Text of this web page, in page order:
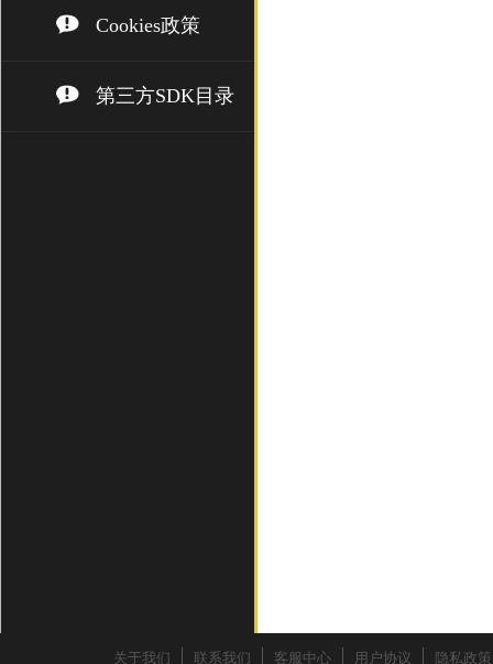
Cookies政策
第三方SDK目录
关于我们 联系我们 客服中心 用户协议 隐私政策